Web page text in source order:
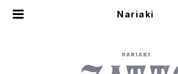
Nariaki